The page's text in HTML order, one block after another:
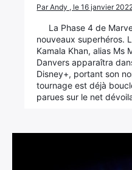
Par Andy , le 16 janvier
La Phase 4 de
nouveaux superhéros.
Kamala Khan, alias Ms
Danvers apparaîtra
Disney+, portant son
tournage est déjà
parues sur le net